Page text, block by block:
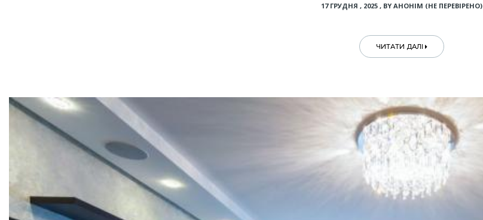
17 ГРУДНЯ , 2025 , BY АНОНІМ (НЕ ПЕРЕВІРЕНО)
ЧИТАТИ ДАЛІ